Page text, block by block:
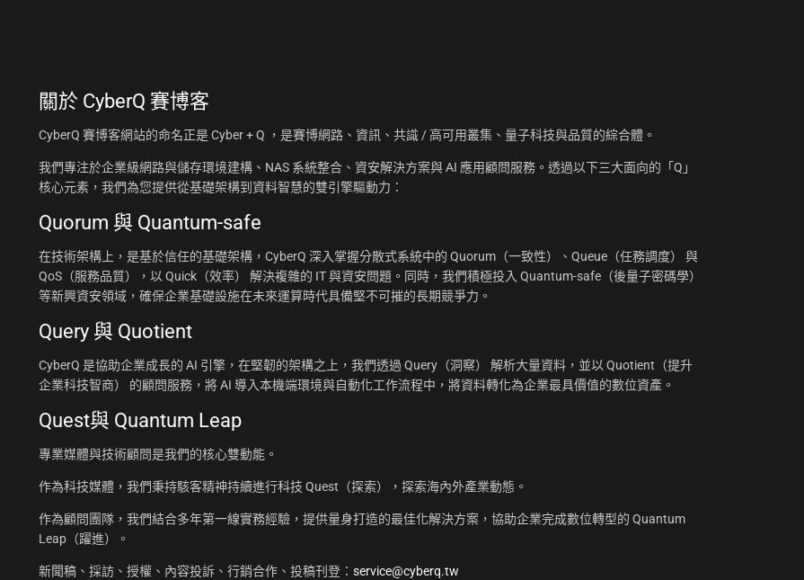
關於 CyberQ 賽博客
CyberQ 賽博客網站的命名正是 Cyber + Q ，是賽博網路、資訊、共識 / 高可用叢集、量子科技與品質的綜合體。
我們專注於企業級網路與儲存環境建構、NAS 系統整合、資安解決方案與 AI 應用顧問服務。透過以下三大面向的「Q」
核心元素，我們為您提供從基礎架構到資料智慧的雙引擎驅動力：
Quorum 與 Quantum-safe
在技術架構上，是基於信任的基礎架構，CyberQ 深入掌握分散式系統中的 Quorum（一致性）、Queue（任務調度） 與
QoS（服務品質），以 Quick（效率） 解決複雜的 IT 與資安問題。同時，我們積極投入 Quantum-safe（後量子密碼學）
等新興資安領域，確保企業基礎設施在未來運算時代具備堅不可摧的長期競爭力。
Query 與 Quotient
CyberQ 是協助企業成長的 AI 引擎，在堅韌的架構之上，我們透過 Query（洞察） 解析大量資料，並以 Quotient（提升
企業科技智商） 的顧問服務，將 AI 導入本機端環境與自動化工作流程中，將資料轉化為企業最具價值的數位資產。
Quest與 Quantum Leap
專業媒體與技術顧問是我們的核心雙動能。
作為科技媒體，我們秉持駭客精神持續進行科技 Quest（探索），探索海內外產業動態。
作為顧問團隊，我們結合多年第一線實務經驗，提供量身打造的最佳化解決方案，協助企業完成數位轉型的 Quantum
Leap（躍進）。
新聞稿、採訪、授權、內容投訴、行銷合作、投稿刊登： service@cyberq.tw